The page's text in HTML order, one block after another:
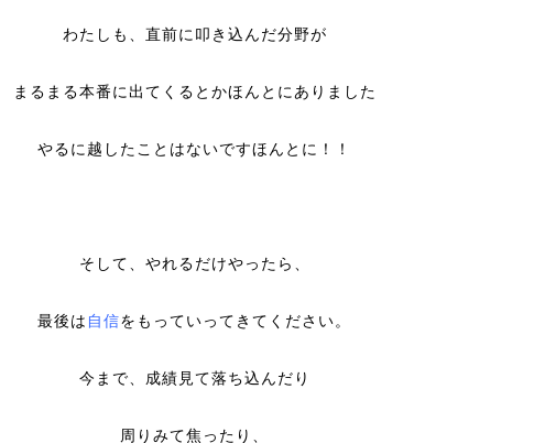
わたしも、直前に叩き込んだ分野が
まるまる本番に出てくるとかほんとにありました
やるに越したことはないですほんとに！！
そして、やれるだけやったら、
最後は 自信をもっていってきてください。
今まで、成績見て落ち込んだり
周りみて焦ったり、